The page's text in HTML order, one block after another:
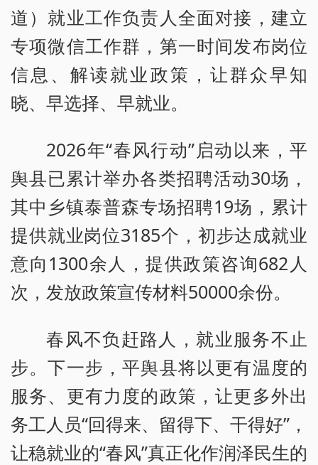
道）就业工作负责人全面对接，建立
专项微信工作群，第一时间发布岗位
信息、解读就业政策，让群众早知
晓、早选择、早就业。
2026年“春风行动”启动以来，平
舆县已累计举办各类招聘活动30场，
其中乡镇泰普森专场招聘19场，累计
提供就业岗位3185个，初步达成就业
意向1300余人，提供政策咨询682人
次，发放政策宣传材料50000余份。
春风不负赶路人，就业服务不止
步。下一步，平舆县将以更有温度的
服务、更有力度的政策，让更多外出
务工人员“回得来、留得下、干得好”，
让稳就业的“春风”真正化作润泽民生的